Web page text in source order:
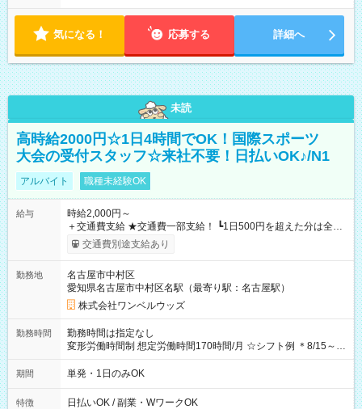
気になる！ 応募する 詳細へ
未読
高時給2000円☆1日4時間でOK！国際スポーツ
大会の受付スタッフ☆来社不要！日払いOK♪/N1
アルバイト 職種未経験OK
給与
時給2,000円～
＋交通費支給 ★交通費一部支給！ ┗1日500円を超えた分は全額
支給！ ※往復500円以内の方は自己負担となります ★日払い
OK！（規定あり） ┗働いたその日に現金GET♪ お仕事後はコン
期間なし
交通費別途支給あり
勤務地
名古屋市中村区
愛知県名古屋市中村区名駅（最寄り駅：名古屋駅）
株式会社ワンベルウッズ
勤務時間
勤務時間は指定なし
変形労働時間制 想定労働時間170時間/月 ☆シフト例 ＊8/15～
10/26 全日共通 08：00～12：00 17：00～21：00 ＊8/31
～9/19のみ下記シフトもあります！ 12：00～16：00 ＊9/6～
00
期間 単発・1日のみOK
特徴 日払いOK / 副業・WワークOK